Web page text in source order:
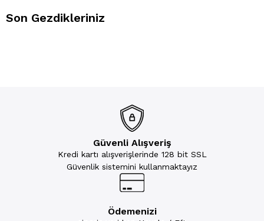
Son Gezdikleriniz
Güvenli Alışveriş
Kredi kartı alışverişlerinde 128 bit SSL
Güvenlik sistemini kullanmaktayız
Ödemenizi